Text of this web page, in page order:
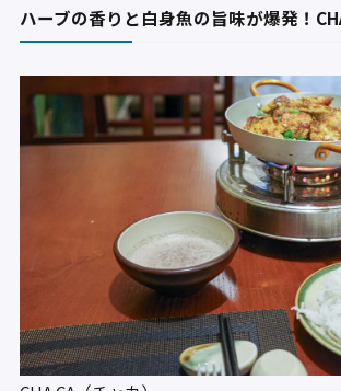
ハーブの香りと白身魚の旨味が爆発！